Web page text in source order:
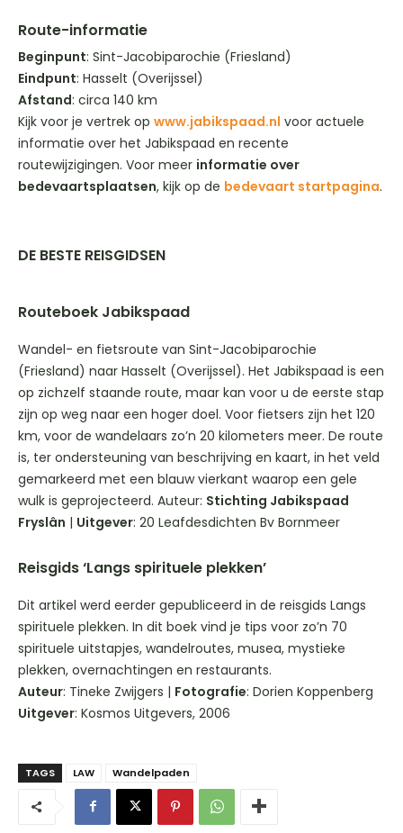
Route-informatie
Beginpunt: Sint-Jacobiparochie (Friesland)
Eindpunt: Hasselt (Overijssel)
Afstand: circa 140 km
Kijk voor je vertrek op www.jabikspaad.nl voor actuele
informatie over het Jabikspaad en recente
routewijzigingen. Voor meer informatie over
bedevaartsplaatsen, kijk op de bedevaart startpagina.
DE BESTE REISGIDSEN
Routeboek Jabikspaad
Wandel- en fietsroute van Sint-Jacobiparochie
(Friesland) naar Hasselt (Overijssel). Het Jabikspaad is een
op zichzelf staande route, maar kan voor u de eerste stap
zijn op weg naar een hoger doel. Voor fietsers zijn het 120
km, voor de wandelaars zo’n 20 kilometers meer. De route
is, ter ondersteuning van beschrijving en kaart, in het veld
gemarkeerd met een blauw vierkant waarop een gele
wulk is geprojecteerd. Auteur: Stichting Jabikspaad
Fryslân | Uitgever: 20 Leafdesdichten Bv Bornmeer
Reisgids ‘Langs spirituele plekken’
Dit artikel werd eerder gepubliceerd in de reisgids Langs
spirituele plekken. In dit boek vind je tips voor zo’n 70
spirituele uitstapjes, wandelroutes, musea, mystieke
plekken, overnachtingen en restaurants.
Auteur: Tineke Zwijgers | Fotografie: Dorien Koppenberg
Uitgever: Kosmos Uitgevers, 2006
TAGS LAW Wandelpaden